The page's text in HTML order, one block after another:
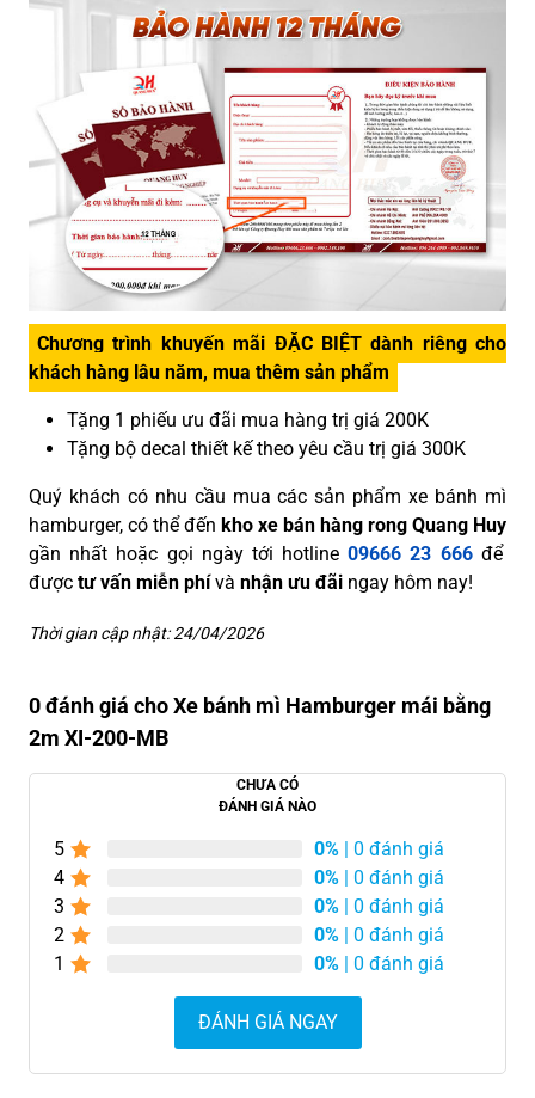
Chương trình khuyến mãi ĐẶC BIỆT dành riêng cho
khách hàng lâu năm, mua thêm sản phẩm
Tặng 1 phiếu ưu đãi mua hàng trị giá 200K
Tặng bộ decal thiết kế theo yêu cầu trị giá 300K
Quý khách có nhu cầu mua các sản phẩm xe bánh mì
hamburger, có thể đến kho xe bán hàng rong Quang Huy
gần nhất hoặc gọi ngày tới hotline09666 23 666để
được tư vấn miễn phívà nhận ưu đãi ngay hôm nay!
Thời gian cập nhật: 24/04/2026
0 đánh giá cho Xe bánh mì Hamburger mái bằng
2m XI-200-MB
CHƯA CÓ
ĐÁNH GIÁ NÀO
5 0% | 0 đánh giá
4
0% | 0 đánh giá
3
0% | 0 đánh giá
2
0% | 0 đánh giá
1
0% | 0 đánh giá
ĐÁNH GIÁ NGAY